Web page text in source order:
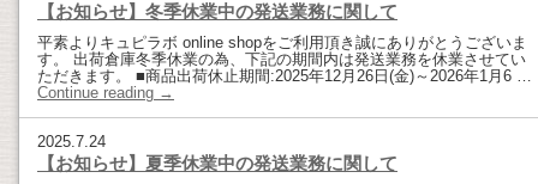
【お知らせ】冬季休業中の発送業務に関して
平素よりキュピラボ online shopをご利用頂き誠にありがとうございま
す。 出荷倉庫冬季休業の為、下記の期間内は発送業務を休業させてい
ただきます。 ■商品出荷休止期間:2025年12月26日(金)～2026年1月6 …
Continue reading →
2025.7.24
【お知らせ】夏季休業中の発送業務に関して